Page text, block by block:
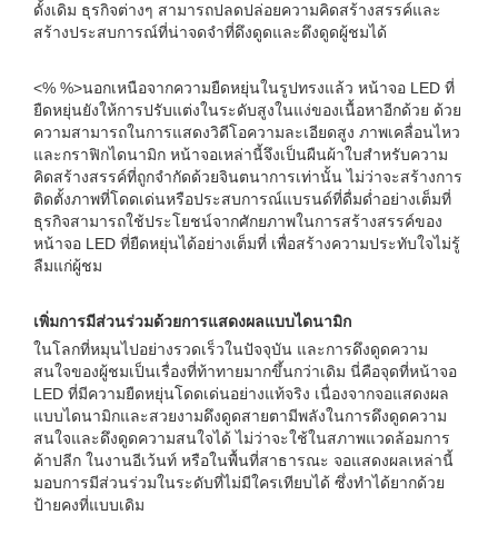
ดั้งเดิม ธุรกิจต่างๆ สามารถปลดปล่อยความคิดสร้างสรรค์และ
สร้างประสบการณ์ที่น่าจดจำที่ดึงดูดและดึงดูดผู้ชมได้
<% %>นอกเหนือจากความยืดหยุ่นในรูปทรงแล้ว หน้าจอ LED ที่
ยืดหยุ่นยังให้การปรับแต่งในระดับสูงในแง่ของเนื้อหาอีกด้วย ด้วย
ความสามารถในการแสดงวิดีโอความละเอียดสูง ภาพเคลื่อนไหว
และกราฟิกไดนามิก หน้าจอเหล่านี้จึงเป็นผืนผ้าใบสำหรับความ
คิดสร้างสรรค์ที่ถูกจำกัดด้วยจินตนาการเท่านั้น ไม่ว่าจะสร้างการ
ติดตั้งภาพที่โดดเด่นหรือประสบการณ์แบรนด์ที่ดื่มด่ำอย่างเต็มที่
ธุรกิจสามารถใช้ประโยชน์จากศักยภาพในการสร้างสรรค์ของ
หน้าจอ LED ที่ยืดหยุ่นได้อย่างเต็มที่ เพื่อสร้างความประทับใจไม่รู้
ลืมแก่ผู้ชม
เพิ่มการมีส่วนร่วมด้วยการแสดงผลแบบไดนามิก
ในโลกที่หมุนไปอย่างรวดเร็วในปัจจุบัน และการดึงดูดความ
สนใจของผู้ชมเป็นเรื่องที่ท้าทายมากขึ้นกว่าเดิม นี่คือจุดที่หน้าจอ
LED ที่มีความยืดหยุ่นโดดเด่นอย่างแท้จริง เนื่องจากจอแสดงผล
แบบไดนามิกและสวยงามดึงดูดสายตามีพลังในการดึงดูดความ
สนใจและดึงดูดความสนใจได้ ไม่ว่าจะใช้ในสภาพแวดล้อมการ
ค้าปลีก ในงานอีเว้นท์ หรือในพื้นที่สาธารณะ จอแสดงผลเหล่านี้
มอบการมีส่วนร่วมในระดับที่ไม่มีใครเทียบได้ ซึ่งทำได้ยากด้วย
ป้ายคงที่แบบเดิม